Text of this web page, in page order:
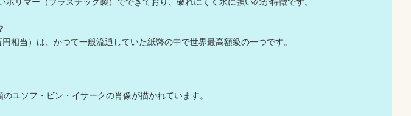
相当）は、かつて一般流通していた紙幣の中で世界最高額級の一つです。
ユソフ・ビン・イサークの肖像が描かれています。